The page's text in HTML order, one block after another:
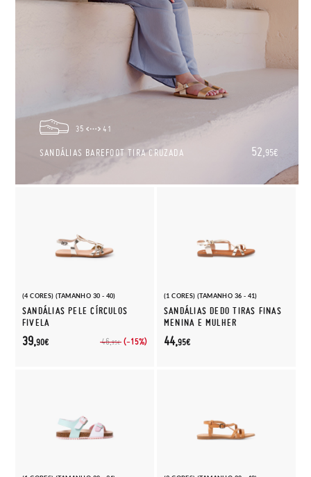
35 41
SANDÁLIAS BAREFOOT TIRA CRUZADA 52, 95€
(4 CORES) (TAMANHO 30 - 40)
SANDÁLIAS PELE CÍRCULOS
FIVELA
46,95€ (-15%)
39,90€
(1 CORES) (TAMANHO 36 - 41)
SANDÁLIAS DEDO TIRAS FINAS
MENINA E MULHER
44,95€